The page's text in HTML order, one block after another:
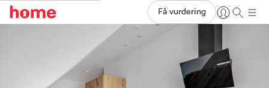
Få vurdering